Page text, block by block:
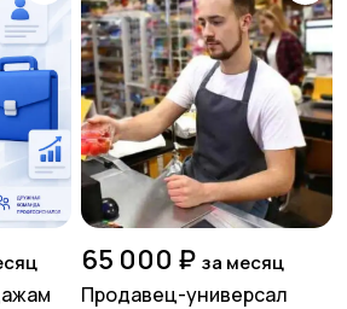
65 000 ₽ за месяц
Продавец-универсал